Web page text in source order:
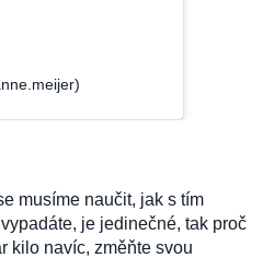
musíme naučit, jak s tím
je jedinečné, tak proč
kilo navíc, změňte svou